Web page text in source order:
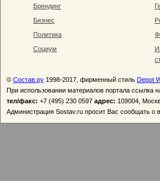
Брендинг
Бизнес
Политика
Социум
© Состав.ру 1998-2017, фирменный стиль Depot
При использовании материалов портала ссылка
тел/факс: +7 (495) 230 0597 адрес: 109004,
Администрация Sostav.ru просит Вас сообщать о